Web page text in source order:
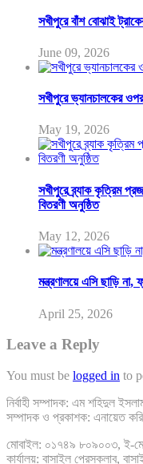
সখীপুরে বাঁশ বোঝাই
June 09, 2026
সখীপুরে ভ্যানচালকের
May 19, 2026
সখীপুরে ব্র্যাক কৃত্রিম
বিতরণী অনুষ্ঠিত
May 12, 2026
মন্ত্রণালয়ে এসি ছাড়ি না,
April 25, 2026
Leave a Reply
You must be logged in to
নির্বাহী সম্পাদক: এম শহিদুল
সম্পাদক ও প্রকাশক: এনায়েত
মোবাইল: ০১৭৪৯ ৮০৯০০৩, ই-
কার্যালয়: বাসাইল প্রেসক্লাব,